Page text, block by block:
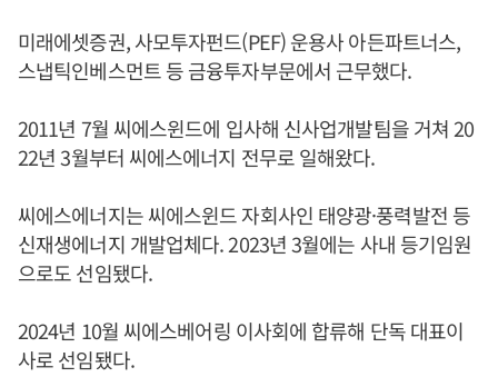
미래에셋증권, 사모투자펀드(PEF) 운용사 아든파트너스,
스냅틱인베스먼트 등 금융투자부문에서 근무했다.
2011년 7월 씨에스윈드에 입사해 신사업개발팀을 거쳐 20
22년 3월부터 씨에스에너지 전무로 일해왔다.
씨에스에너지는 씨에스윈드 자회사인 태양광·풍력발전 등
신재생에너지 개발업체다. 2023년 3월에는 사내 등기임원
으로도 선임됐다.
2024년 10월 씨에스베어링 이사회에 합류해 단독 대표이
사로 선임됐다.